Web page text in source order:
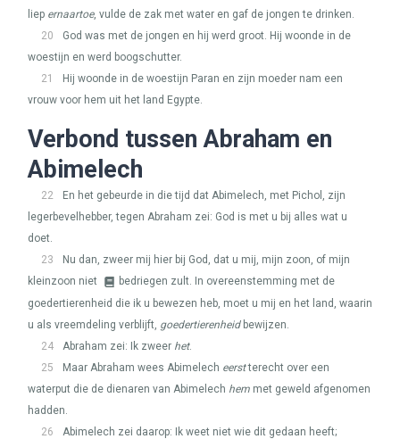
liep ernaartoe, vulde de zak met water en gaf de jongen te drinken.
20
God was met de jongen en hij werd groot. Hij woonde in de
woestijn en werd boogschutter.
21
Hij woonde in de woestijn Paran en zijn moeder nam een
vrouw voor hem uit het land Egypte.
Verbond tussen Abraham en
Abimelech
22
En het gebeurde in die tijd dat Abimelech, met Pichol, zijn
legerbevelhebber, tegen Abraham zei: God is met u bij alles wat u
doet.
23
Nu dan, zweer mij hier bij God, dat u mij, mijn zoon, of mijn
kleinzoon niet
bedriegen zult. In overeenstemming met de
goedertierenheid die ik u bewezen heb, moet u mij en het land, waarin
u als vreemdeling verblijft, goedertierenheidbewijzen.
24
Abraham zei: Ik zweer het.
25
Maar Abraham wees Abimelech eerstterecht over een
waterput die de dienaren van Abimelech hem met geweld afgenomen
hadden.
26
Abimelech zei daarop: Ik weet niet wie dit gedaan heeft;